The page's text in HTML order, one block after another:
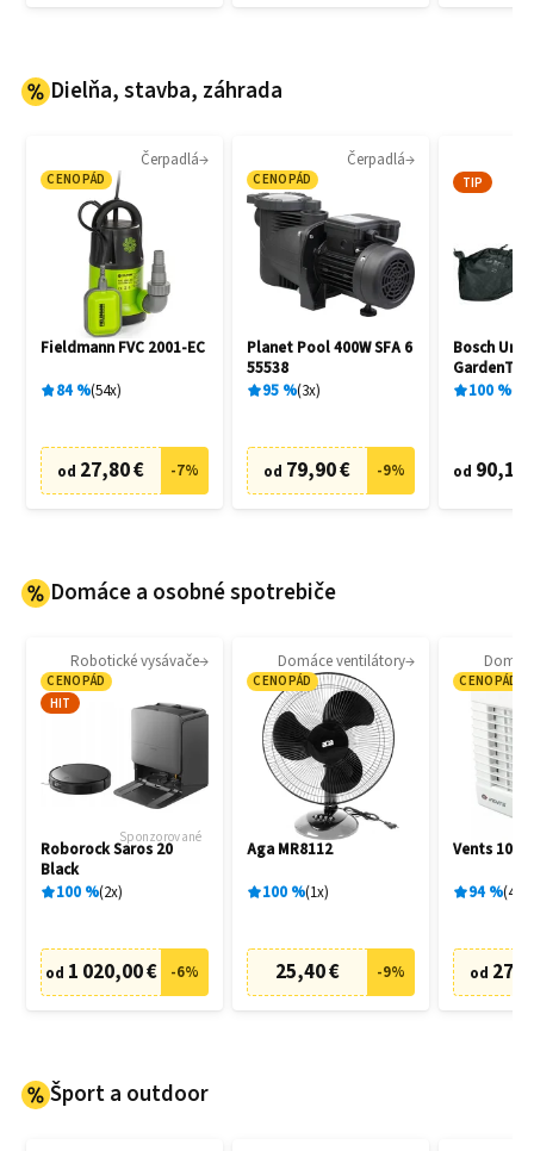
Dielňa, stavba, záhrada
Čerpadlá
CENOPÁD
Fieldmann FVC 2001-EC
84% 54x
od 27,80 € -7%
Čerpadlá
CENOPÁD
Planet Pool 400W SFA 6
55538
95% 3x
od 79,90 € -9%
TIP
Bosch
100%
od 90,17
Domáce a osobné spotrebiče
Robotické vysávače
CENOPÁD
HIT
Sponzorované
Roborock Saros 20
Black
100% 2x
od 1 020,00 € -6%
Domáce ventilátory
CENOPÁD
Aga MR8112
100% 1x
25,40 € -9%
CENOPÁD
Vents 100
94% 4
od
Šport a outdoor